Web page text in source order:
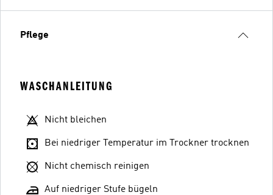
Pflege
WASCHANLEITUNG
Nicht bleichen
Bei niedriger Temperatur im Trockner trocknen
Nicht chemisch reinigen
Auf niedriger Stufe bügeln